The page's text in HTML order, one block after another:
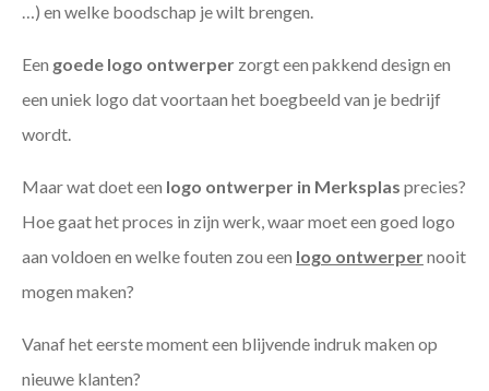
…) en welke boodschap je wilt brengen.
Een goede logo ontwerper zorgt een pakkend design en
een uniek logo dat voortaan het boegbeeld van je bedrijf
wordt.
Maar wat doet een logo ontwerper in Merksplas precies?
Hoe gaat het proces in zijn werk, waar moet een goed logo
aan voldoen en welke fouten zou een logo ontwerpernooit
mogen maken?
Vanaf het eerste moment een blijvende indruk maken op
nieuwe klanten?